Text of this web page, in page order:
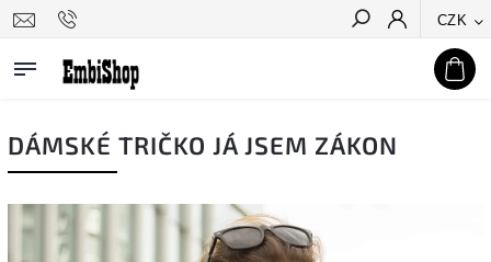
CZK
Hledat
DÁMSKÉ TRIČKO JÁ JSEM ZÁKON